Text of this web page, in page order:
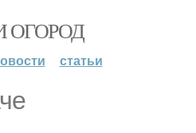
ОГОРОД
статьи